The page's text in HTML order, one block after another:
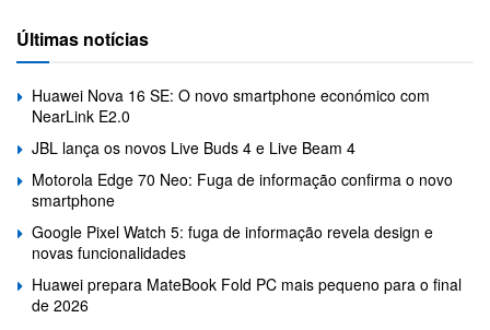
Últimas notícias
Huawei Nova 16 SE: O novo smartphone económico com
NearLink E2.0
JBL lança os novos Live Buds 4 e Live Beam 4
Motorola Edge 70 Neo: Fuga de informação confirma o novo
smartphone
Google Pixel Watch 5: fuga de informação revela design e
novas funcionalidades
Huawei prepara MateBook Fold PC mais pequeno para o final
de 2026